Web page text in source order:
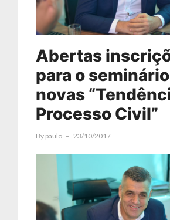
Abertas
para o
novas
Processo Civil”
By Paulo 23/10/2017